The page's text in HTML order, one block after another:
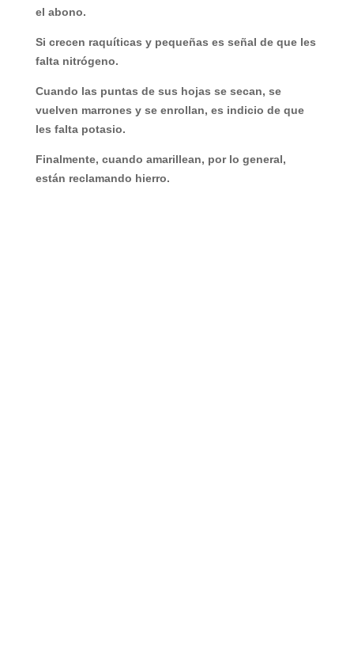
el abono.
Si crecen raquíticas y pequeñas es señal de que les
falta nitrógeno.
Cuando las puntas de sus hojas se secan, se
vuelven marrones y se enrollan, es indicio de que
les falta potasio.
Finalmente, cuando amarillean, por lo general,
están reclamando hierro.